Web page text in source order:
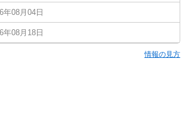
年08月04日
年08月18日
情報の見方